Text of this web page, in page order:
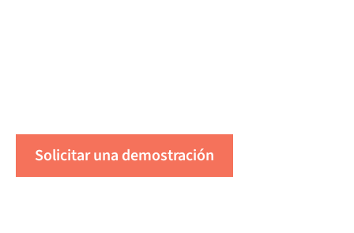
Solicitar una demostración